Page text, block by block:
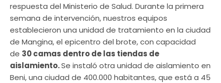
respuesta del Ministerio de Salud. Durante la primera
semana de intervención, nuestros equipos
establecieron una unidad de tratamiento en la ciudad
de Mangina, el epicentro del brote, con capacidad
de 30 camas dentro de las tiendas de
aislamiento.Se instaló otra unidad de aislamiento en
Beni, una ciudad de 400.000 habitantes, que está a 45